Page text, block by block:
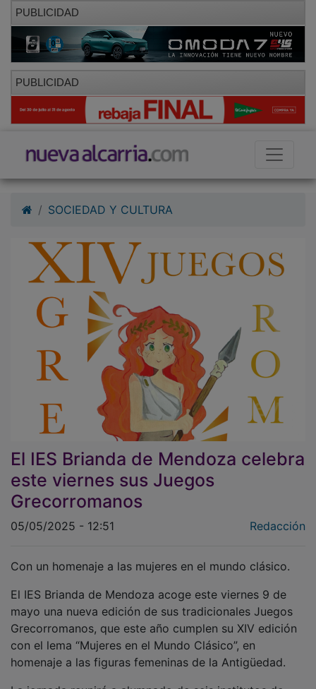
PUBLICIDAD
PUBLICIDAD
El IES Brianda de Mendoza celebra
este viernes sus Juegos
Grecorromanos
mayo una nueva edición de sus tradicionales Juegos
Grecorromanos, que este año cumplen su XIV edición
con el lema “Mujeres en el Mundo Clásico”, en
homenaje a las figuras femeninas de la Antigüedad.